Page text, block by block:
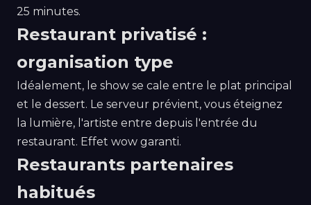
25 minutes.
Restaurant privatisé :
organisation type
Idéalement, le show se cale entre le plat principal
et le dessert. Le serveur prévient, vous éteignez
la lumière, l'artiste entre depuis l'entrée du
restaurant. Effet wow garanti.
Restaurants partenaires
habitués